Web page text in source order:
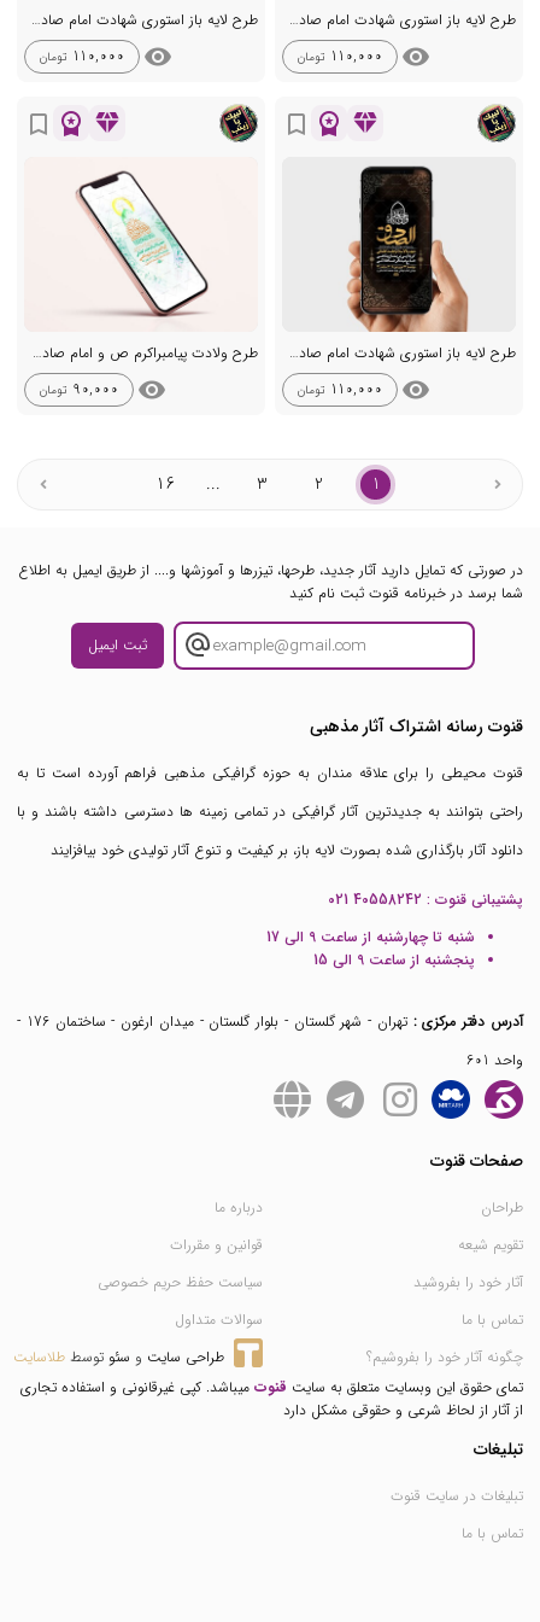
طرح لایه باز استوری شهادت امام صادق ع
visibility
110,000 تومان
طرح لایه باز استوری شهادت امام صادق ع
visibility
110,000 تومان
diamond
workspace_premium
bookmark_border
طرح لایه باز استوری شهادت امام صادق ع
visibility
110,000 تومان
diamond
workspace_premium
bookmark_border
طرح ولادت پیامبراکرم ص و امام صادق ع
visibility
90,000 تومان
1
2
3
...
16
در صورتی که تمایل دارید آثار جدید، طرحها، تیزرها و آموزشها و.... از طریق ایمیل به اطلاع
شما برسد در خبرنامه قنوت ثبت نام کنید
ثبت ایمیل
قنوت رسانه اشتراک آثار مذهبی
قنوت محیطی را برای علاقه مندان به حوزه گرافیکی مذهبی فراهم آورده است تا به
راحتی بتوانند به جدیدترین آثار گرافیکی در تمامی زمینه ها دسترسی داشته باشند و با
دانلود آثار بارگذاری شده بصورت لایه باز، بر کیفیت و تنوع آثار تولیدی خود بیافزایند
پشتیبانی قنوت : 021 40558242
شنبه تا چهارشنبه از ساعت 9 الی 17
پنجشنبه از ساعت 9 الی 15
آدرس دفتر مرکزی :
تهران - شهر گلستان - بلوار گلستان - میدان ارغون - ساختمان 176 -
واحد 601
صفحات قنوت
طراحان
تقویم شیعه
آثار خود را بفروشید
تماس با ما
چگونه آثار خود را بفروشیم؟
درباره ما
قوانین و مقررات
سیاست حفظ حریم خصوصی
سوالات متداول
طراحی سایت و سئو توسط طلاسایت
تمای حقوق این وبسایت متعلق به سایت قنوت میباشد. کپی غیرقانونی و استفاده تجاری
از آثار از لحاظ شرعی و حقوقی مشکل دارد
تبلیغات
تبلیغات در سایت قنوت
تماس با ما